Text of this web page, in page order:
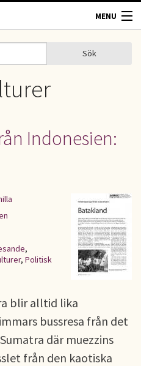
MENU
Sök
Indonesien:
,
, Politisk
blir alltid lika
bussresa från det
där muezzins
från den kaotiska